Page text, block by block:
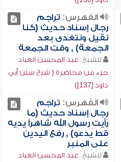
الفهرس: تراجم
رجال إسناد حديث (كنا
نقيل ونتغدى بعد
الجمعة) , وقت الجمعة
للشيخ: عبد المحسن العباد
جزء من محاضرة ( شرح سنن أبي
داود [137])
الفهرس: تراجم
رجال إسناد حديث (ما
رأيت رسول الله شاهراً يديه
قط يدعو) , رفع اليدين
على المنبر
للشيخ: عبد المحسن العباد